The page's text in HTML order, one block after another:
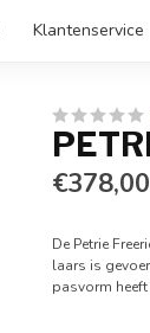
Klantenservice
€378,00
De Petrie
laars is
pasvorm